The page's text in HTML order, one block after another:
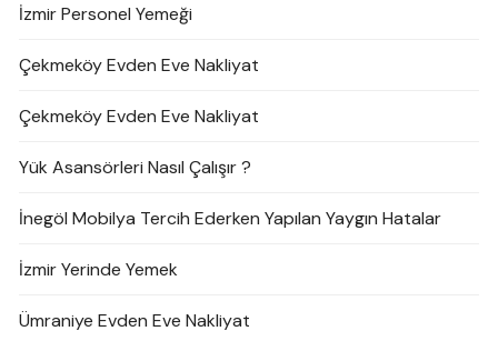
İzmir Personel Yemeği
Çekmeköy Evden Eve Nakliyat
Çekmeköy Evden Eve Nakliyat
Yük Asansörleri Nasıl Çalışır ?
İnegöl Mobilya Tercih Ederken Yapılan Yaygın Hatalar
İzmir Yerinde Yemek
Ümraniye Evden Eve Nakliyat